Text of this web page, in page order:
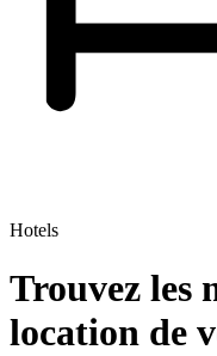
Hotels
Trouvez les
location de